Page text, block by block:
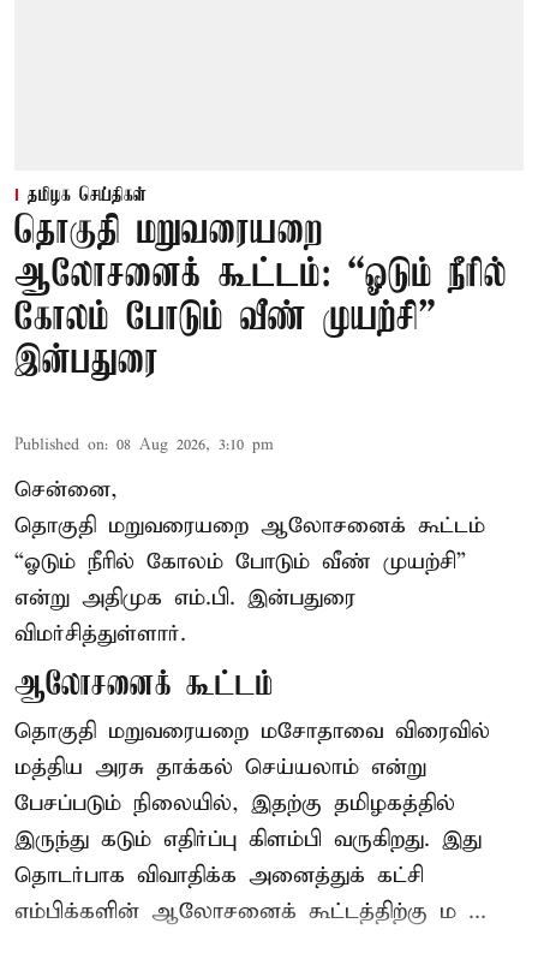
தமிழக செய்திகள்
தொகுதி மறுவரையறை
ஆலோசனைக் கூட்டம்: “ஓடும் நீரில்
கோலம் போடும் வீண் முயற்சி” –
இன்பதுரை
Published on: 08 Aug 2026, 3:10 pm
சென்னை,
தொகுதி மறுவரையறை ஆலோசனைக் கூட்டம்
“ஓடும் நீரில் கோலம் போடும் வீண் முயற்சி”
என்று அதிமுக எம்.பி. இன்பதுரை
விமர்சித்துள்ளார்.
ஆலோசனைக் கூட்டம்
தொகுதி மறுவரையறை மசோதாவை விரைவில்
மத்திய அரசு தாக்கல் செய்யலாம் என்று
பேசப்படும் நிலையில், இதற்கு தமிழகத்தில்
இருந்து கடும் எதிர்ப்பு கிளம்பி வருகிறது. இது
தொடர்பாக விவாதிக்க அனைத்துக் கட்சி
எம்பிக்களின் ஆலோசனைக் கூட்டத்திற்கு ம ...